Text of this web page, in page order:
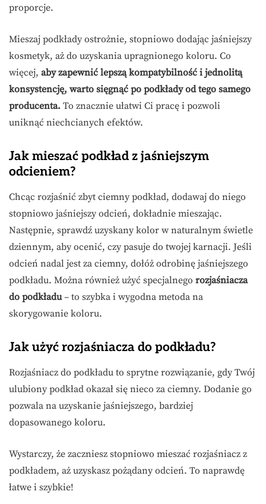
proporcje.
Mieszaj podkłady ostrożnie, stopniowo dodając jaśniejszy
kosmetyk, aż do uzyskania upragnionego koloru. Co
więcej, aby zapewnić lepszą kompatybilność i jednolitą
konsystencję, warto sięgnąć po podkłady od tego samego
producenta. To znacznie ułatwi Ci pracę i pozwoli
uniknąć niechcianych efektów.
Jak mieszać podkład z jaśniejszym
odcieniem?
Chcąc rozjaśnić zbyt ciemny podkład, dodawaj do niego
stopniowo jaśniejszy odcień, dokładnie mieszając.
Następnie, sprawdź uzyskany kolor w naturalnym świetle
dziennym, aby ocenić, czy pasuje do twojej karnacji. Jeśli
odcień nadal jest za ciemny, dołóż odrobinę jaśniejszego
podkładu. Można również użyć specjalnego rozjaśniacza
do podkładu– to szybka i wygodna metoda na
skorygowanie koloru.
Jak użyć rozjaśniacza do podkładu?
Rozjaśniacz do podkładu to sprytne rozwiązanie, gdy Twój
ulubiony podkład okazał się nieco za ciemny. Dodanie go
pozwala na uzyskanie jaśniejszego, bardziej
dopasowanego koloru.
Wystarczy, że zaczniesz stopniowo mieszać rozjaśniacz z
podkładem, aż uzyskasz pożądany odcień. To naprawdę
łatwe i szybkie!